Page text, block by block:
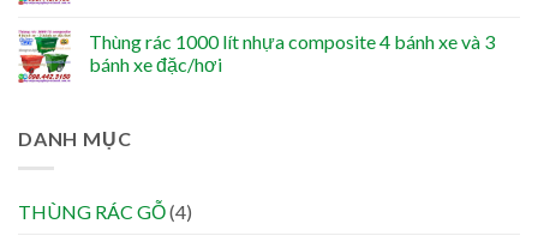
Thùng rác 1000 lít nhựa composite 4 bánh xe và 3
bánh xe đặc/hơi
DANH MỤC
THÙNG RÁC GỖ(4)